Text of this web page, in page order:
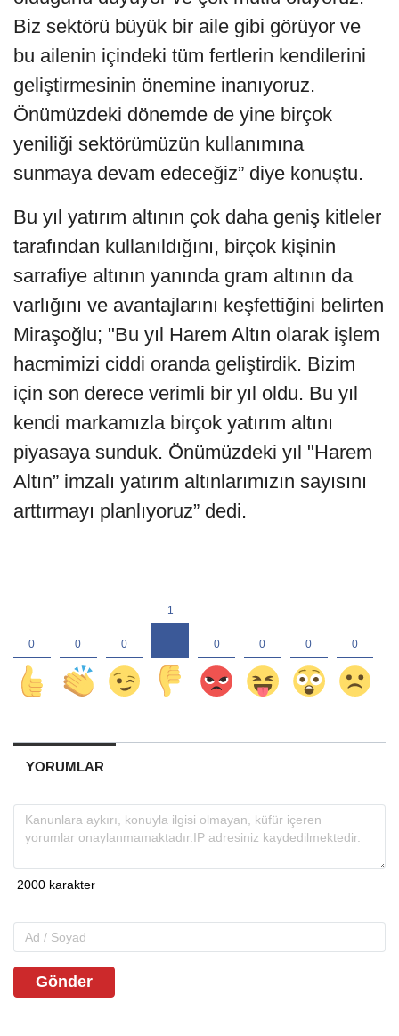
Biz sektörü büyük bir aile gibi görüyor ve
bu ailenin içindeki tüm fertlerin kendilerini
geliştirmesinin önemine inanıyoruz.
Önümüzdeki dönemde de yine birçok
yeniliği sektörümüzün kullanımına
sunmaya devam edeceğiz” diye konuştu.
Bu yıl yatırım altının çok daha geniş kitleler
tarafından kullanıldığını, birçok kişinin
sarrafiye altının yanında gram altının da
varlığını ve avantajlarını keşfettiğini belirten
Miraşoğlu; "Bu yıl Harem Altın olarak işlem
hacmimizi ciddi oranda geliştirdik. Bizim
için son derece verimli bir yıl oldu. Bu yıl
kendi markamızla birçok yatırım altını
piyasaya sunduk. Önümüzdeki yıl "Harem
Altın” imzalı yatırım altınlarımızın sayısını
arttırmayı planlıyoruz” dedi.
YORUMLAR
Gönder